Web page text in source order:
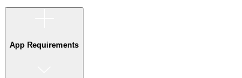
App Requirements